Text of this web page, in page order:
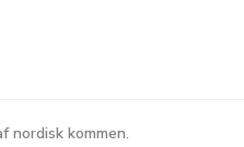
nordisk kommen.